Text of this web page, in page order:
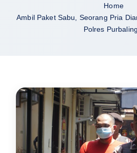
Home
Ambil Paket Sabu, Seorang Pria
Polres